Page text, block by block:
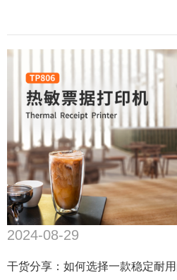
2024-08-29
干货分享：如何选择一款稳定耐